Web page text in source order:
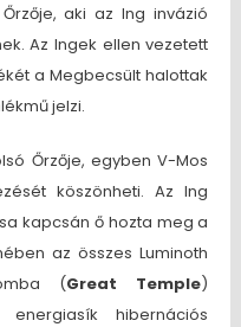
aki az Ing invázió
Az Ingek ellen vezetett
a Megbecsült halottak
jelzi.
Őrzője, egyben V-Mos
köszönheti. Az Ing
kapcsán ő hozta meg a
az összes Luminoth
(Great Temple)
hibernációs